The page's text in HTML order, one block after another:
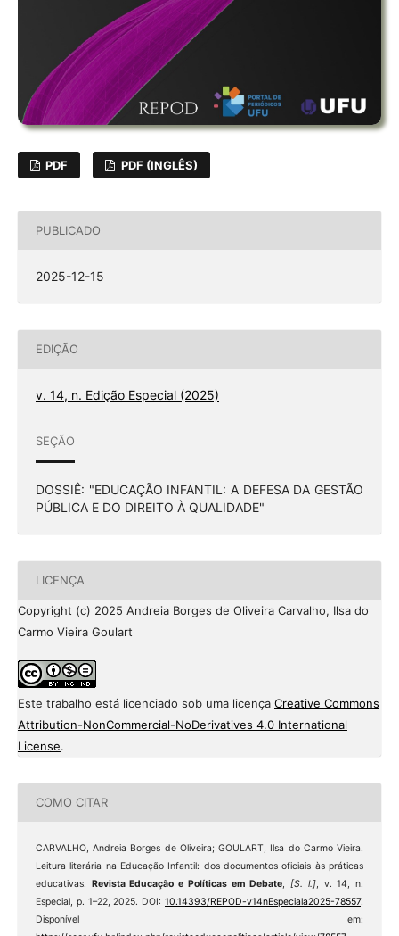
PDF PDF (INGLÊS)
PUBLICADO
2025-12-15
EDIÇÃO
v. 14, n. Edição Especial (2025)
SEÇÃO
DOSSIÊ: "EDUCAÇÃO INFANTIL: A DEFESA DA GESTÃO
PÚBLICA E DO DIREITO À QUALIDADE"
LICENÇA
Copyright (c) 2025 Andreia Borges de Oliveira Carvalho, Ilsa do
Carmo Vieira Goulart
Este trabalho está licenciado sob uma licença Creative Commons
Attribution-NonCommercial-NoDerivatives 4.0 International
License.
COMO CITAR
CARVALHO, Andreia Borges de Oliveira; GOULART, Ilsa do Carmo Vieira.
Leitura literária na Educação Infantil: dos documentos oficiais às práticas
educativas. Revista Educação e Políticas em Debate,[S. l.], v. 14, n.
Especial, p. 1–22, 2025. DOI:10.14393/REPOD-v14nEspeciala2025-78557.
Disponível em: